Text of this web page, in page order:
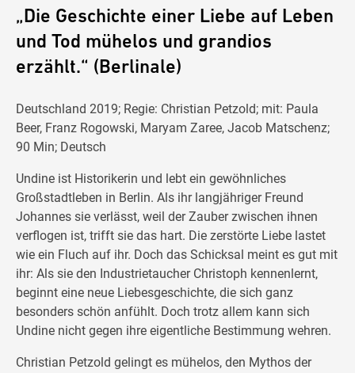
„Die Geschichte einer Liebe auf Leben
und Tod mühelos und grandios
erzählt.“ (Berlinale)
Deutschland 2019; Regie: Christian Petzold; mit: Paula
Beer, Franz Rogowski, Maryam Zaree, Jacob Matschenz;
90 Min; Deutsch
Undine ist Historikerin und lebt ein gewöhnliches
Großstadtleben in Berlin. Als ihr langjähriger Freund
Johannes sie verlässt, weil der Zauber zwischen ihnen
verflogen ist, trifft sie das hart. Die zerstörte Liebe lastet
wie ein Fluch auf ihr. Doch das Schicksal meint es gut mit
ihr: Als sie den Industrietaucher Christoph kennenlernt,
beginnt eine neue Liebesgeschichte, die sich ganz
besonders schön anfühlt. Doch trotz allem kann sich
Undine nicht gegen ihre eigentliche Bestimmung wehren.
Christian Petzold gelingt es mühelos, den Mythos der